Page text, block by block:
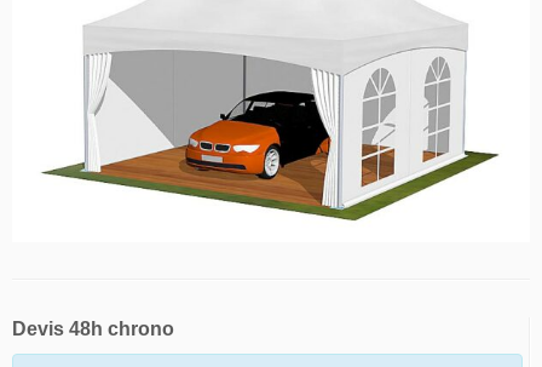
Devis 48h chrono